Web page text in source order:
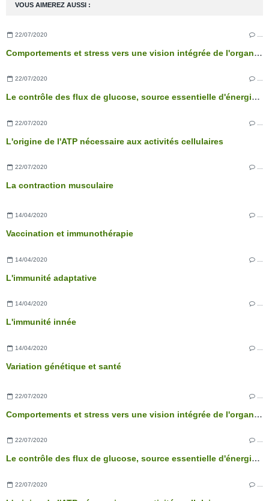
VOUS AIMEREZ AUSSI :
22/07/2020
Comportements et stress vers une vision intégrée de l'organisme
22/07/2020
Le contrôle des flux de glucose, source essentielle d'énergie des cellules
22/07/2020
L'origine de l'ATP nécessaire aux activités cellulaires
22/07/2020 …
La contraction musculaire
14/04/2020
Vaccination et immunothérapie
14/04/2020
L'immunité adaptative
14/04/2020 …
L'immunité innée
14/04/2020
Variation génétique et santé
22/07/2020
Comportements et stress vers une vision intégrée de l'organisme
22/07/2020
Le contrôle des flux de glucose, source essentielle d'énergie des cellules
22/07/2020